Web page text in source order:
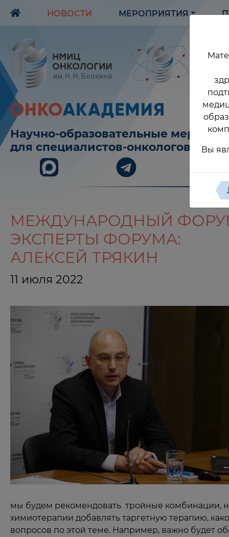
Вы
НОВОСТИ МЕРОПРИЯТИЯ
Научно-образовательные
для специалистов-онкологов
МЕЖДУНАРОДНЫЙ
ЭКСПЕРТЫ ФОРУМА:
АЛЕКСЕЙ ТРЯКИН
11 июля 2022
мы будем рекомендовать тройные комбинации,
химиотерапии добавлять таргетную терапию,
вопросов по этой теме. Например, важно будет